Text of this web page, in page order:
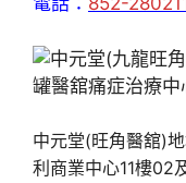
中元堂(旺角醫舘)
利商業中心11樓02